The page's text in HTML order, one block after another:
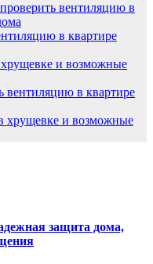
вентиляцию в
в квартире
и возможные
вентиляцию в квартире
хрущевке и возможные
защита дома,